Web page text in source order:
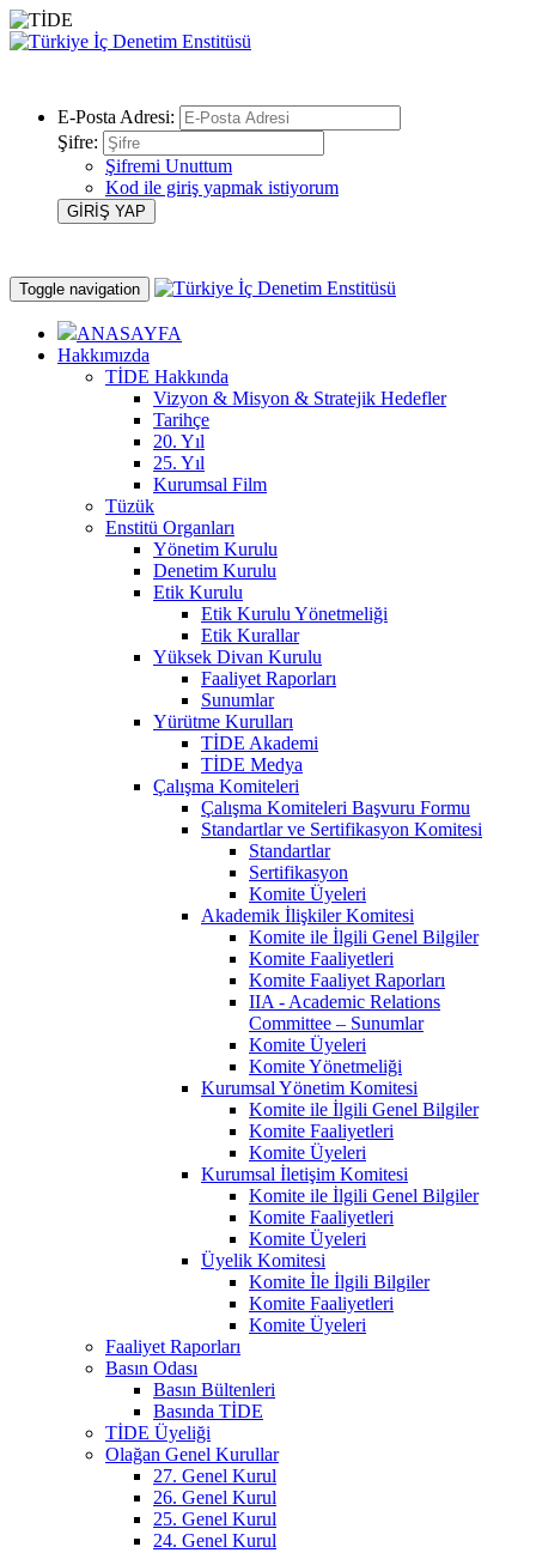
E-Posta Adresi:
Şifre:
Şifremi Unuttum
Kod ile giriş yapmak istiyorum
Toggle navigation
ANASAYFA
Hakkımızda
TİDE Hakkında
Vizyon & Misyon & Stratejik Hedefler
Tarihçe
20. Yıl
25. Yıl
Kurumsal Film
Tüzük
Enstitü Organları
Yönetim Kurulu
Denetim Kurulu
Etik Kurulu
Etik Kurulu Yönetmeliği
Etik Kurallar
Yüksek Divan Kurulu
Faaliyet Raporları
Sunumlar
Yürütme Kurulları
TİDE Akademi
TİDE Medya
Çalışma Komiteleri
Çalışma Komiteleri Başvuru Formu
Standartlar ve Sertifikasyon Komitesi
Standartlar
Sertifikasyon
Komite Üyeleri
Akademik İlişkiler Komitesi
Komite ile İlgili Genel Bilgiler
Komite Faaliyetleri
Komite Faaliyet Raporları
IIA - Academic Relations
Committee – Sunumlar
Komite Üyeleri
Komite Yönetmeliği
Kurumsal Yönetim Komitesi
Komite ile İlgili Genel Bilgiler
Komite Faaliyetleri
Komite Üyeleri
Kurumsal İletişim Komitesi
Komite ile İlgili Genel Bilgiler
Komite Faaliyetleri
Komite Üyeleri
Üyelik Komitesi
Komite İle İlgili Bilgiler
Komite Faaliyetleri
Komite Üyeleri
Faaliyet Raporları
Basın Odası
Basın Bültenleri
Basında TİDE
TİDE Üyeliği
Olağan Genel Kurullar
27. Genel Kurul
26. Genel Kurul
25. Genel Kurul
24. Genel Kurul